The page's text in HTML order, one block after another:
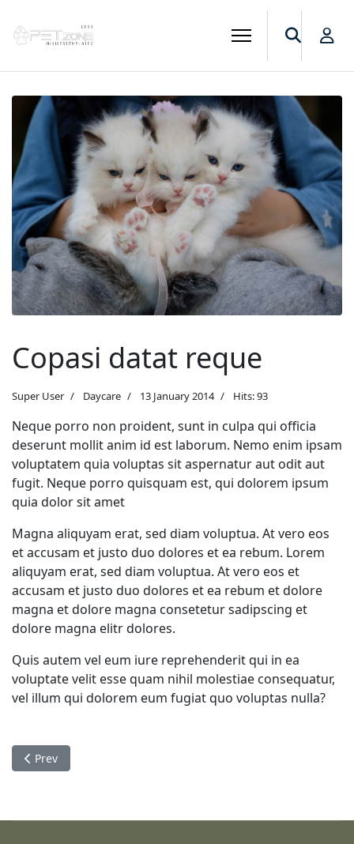
Copasi datat reque
Super User Daycare 13 January 2014 Hits: 93
Neque porro non proident, sunt in culpa qui officia
deserunt mollit anim id est laborum. Nemo enim ipsam
voluptatem quia voluptas sit aspernatur aut odit aut
fugit. Neque porro quisquam est, qui dolorem ipsum
quia dolor sit amet
Magna aliquyam erat, sed diam voluptua. At vero eos
et accusam et justo duo dolores et ea rebum. Lorem
aliquyam erat, sed diam voluptua. At vero eos et
accusam et justo duo dolores et ea rebum et dolore
magna et dolore magna consetetur sadipscing et
dolore magna elitr dolores.
Quis autem vel eum iure reprehenderit qui in ea
voluptate velit esse quam nihil molestiae consequatur,
vel illum qui dolorem eum fugiat quo voluptas nulla?
Previous article: Satat magna pose
Prev